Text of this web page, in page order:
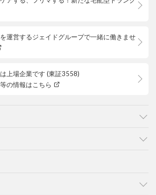
運営するジェイドグループで一緒に働きませ
上場企業です (東証3558)
の情報はこちら